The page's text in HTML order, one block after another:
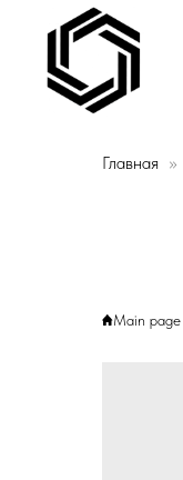
Главная
Main page